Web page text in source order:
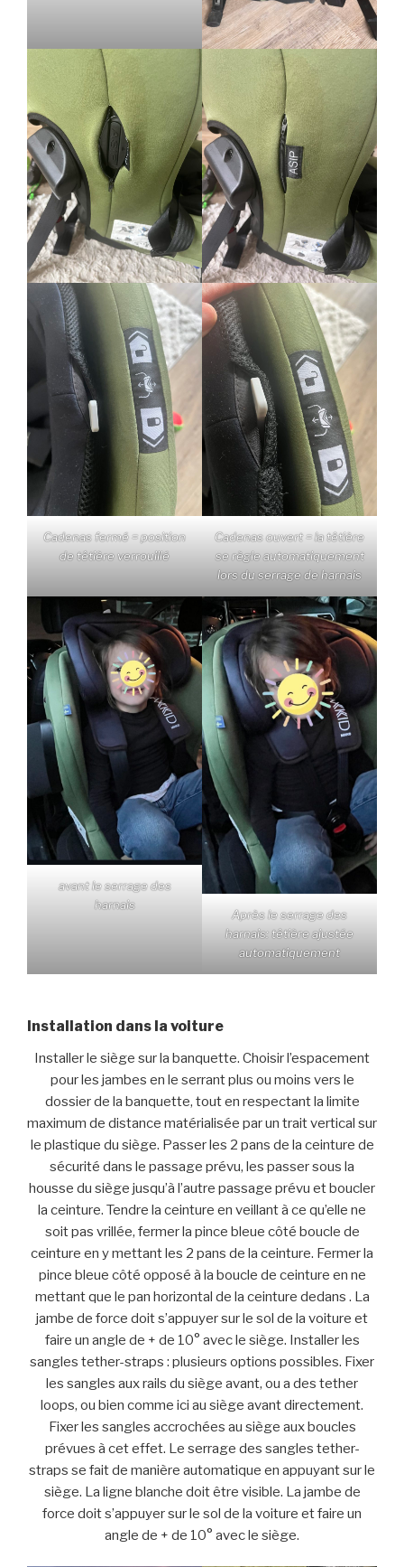
Cadenas fermé = position
de têtière verrouillé
Cadenas ouvert = la têtière
se règle automatiquement
lors du serrage de harnais
avant le serrage des
harnais
Après le serrage des
harnais: têtière ajustée
automatiquement
Installation dans la voiture
Installer le siège sur la banquette. Choisir l’espacement
pour les jambes en le serrant plus ou moins vers le
dossier de la banquette, tout en respectant la limite
maximum de distance matérialisée par un trait vertical sur
le plastique du siège. Passer les 2 pans de la ceinture de
sécurité dans le passage prévu, les passer sous la
housse du siège jusqu’à l’autre passage prévu et boucler
la ceinture. Tendre la ceinture en veillant à ce qu’elle ne
soit pas vrillée, fermer la pince bleue côté boucle de
ceinture en y mettant les 2 pans de la ceinture. Fermer la
pince bleue côté opposé à la boucle de ceinture en ne
mettant que le pan horizontal de la ceinture dedans . La
jambe de force doit s’appuyer sur le sol de la voiture et
faire un angle de + de 10° avec le siège. Installer les
sangles tether-straps : plusieurs options possibles. Fixer
les sangles aux rails du siège avant, ou a des tether
loops, ou bien comme ici au siège avant directement.
Fixer les sangles accrochées au siège aux boucles
prévues à cet effet. Le serrage des sangles tether-
straps se fait de manière automatique en appuyant sur le
siège. La ligne blanche doit être visible. La jambe de
force doit s’appuyer sur le sol de la voiture et faire un
angle de + de 10° avec le siège.